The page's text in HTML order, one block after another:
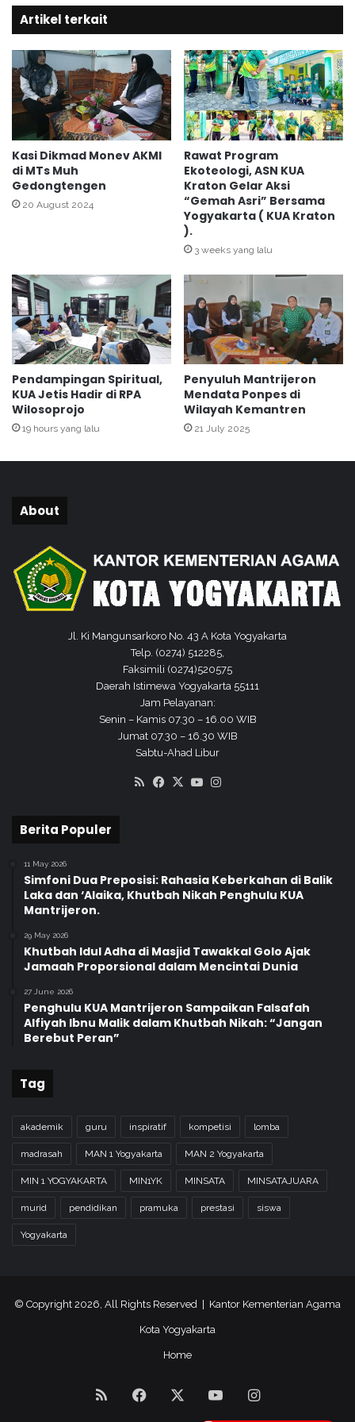
Artikel terkait
Kasi Dikmad Monev AKMI
di MTs Muh
Gedongtengen
20 August 2024
Rawat Program
Ekoteologi, ASN KUA
Kraton Gelar Aksi
“Gemah Asri” Bersama
Yogyakarta ( KUA Kraton
).
3 weeks yang lalu
Pendampingan Spiritual,
KUA Jetis Hadir di RPA
Wilosoprojo
19 hours yang lalu
Penyuluh Mantrijeron
Mendata Ponpes di
Wilayah Kemantren
21 July 2025
About
Jl. Ki Mangunsarkoro No. 43 A Kota Yogyakarta
Telp. (0274) 512285,
Faksimili (0274)520575
Daerah Istimewa Yogyakarta 55111
Jam Pelayanan:
Senin – Kamis 07.30 – 16.00 WIB
Jumat 07.30 – 16.30 WIB
Sabtu-Ahad Libur
RSS Facebook
X YouTube
Berita Populer
11 May 2026
Simfoni Dua Preposisi: Rahasia Keberkahan di Balik
Laka dan ‘Alaika, Khutbah Nikah Penghulu KUA
Mantrijeron.
29 May 2026
Khutbah Idul Adha di Masjid Tawakkal Golo Ajak
Jamaah Proporsional dalam Mencintai Dunia
27 June 2026
Penghulu KUA Mantrijeron Sampaikan Falsafah
Alfiyah Ibnu Malik dalam Khutbah Nikah: “Jangan
Berebut Peran”
Tag
akademik guru inspiratif kompetisi lomba
madrasah MAN 1 Yogyakarta MAN 2 Yogyakarta
MIN 1 YOGYAKARTA MIN1YK MINSATA MINSATAJUARA
murid pendidikan pramuka prestasi siswa
Yogyakarta
© Copyright 2026, All Rights Reserved | Kantor Kementerian Agama
Kota Yogyakarta
Home
RSS Facebook YouTubeInstagram